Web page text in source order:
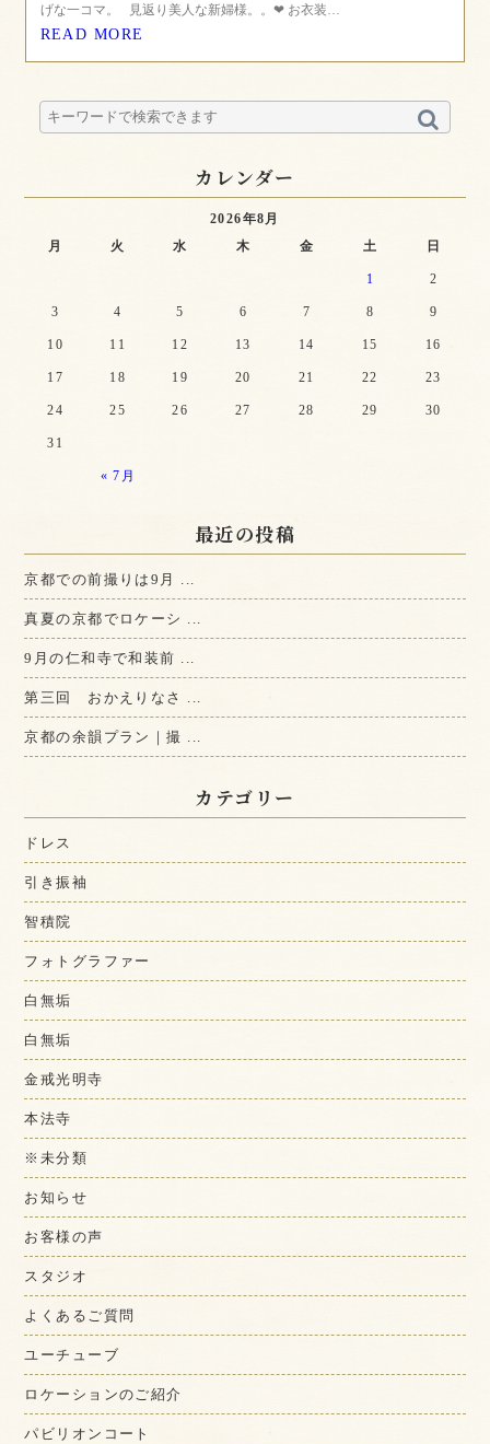
げな一コマ。 見返り美人な新婦様。。❤︎ お衣装…
READ MORE
カレンダー
2026年8月
月
火 水 木 金 土 日
« 7月
1 2
3 4 5 6 7 8 9
10 11 12 13 14 15 16
17 18 19 20 21 22 23
24 25 26 27 28 29 30
31
最近の投稿
京都での前撮りは9月 ...
真夏の京都でロケーシ ...
9月の仁和寺で和装前 ...
第三回 おかえりなさ ...
京都の余韻プラン｜撮 ...
カテゴリー
ドレス
引き振袖
智積院
フォトグラファー
白無垢
白無垢
金戒光明寺
本法寺
※未分類
お知らせ
お客様の声
スタジオ
よくあるご質問
ユーチューブ
ロケーションのご紹介
パビリオンコート